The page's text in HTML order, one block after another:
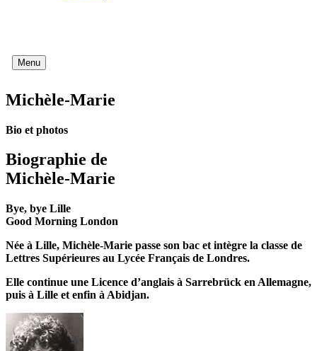
Menu
Michèle-Marie
Bio et photos
Biographie de
Michèle-Marie
Bye, bye Lille
Good Morning London
Née à Lille, Michèle-Marie passe son bac et intègre la classe de
Lettres Supérieures au Lycée Français de Londres.
Elle continue une Licence d’anglais à Sarrebrück en Allemagne,
puis à Lille et enfin à Abidjan.